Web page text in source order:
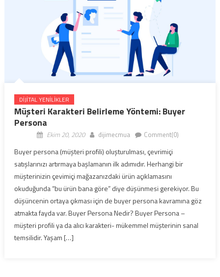
DIJITAL YENILIKLER
Müşteri Karakteri Belirleme Yöntemi: Buyer
Persona
Ekim 20, 2020 dijimecmua Comment(0)
Buyer persona (müşteri profili) oluşturulması, çevrimiçi
satışlarınızı artırmaya başlamanın ilk adımıdır. Herhangi bir
müşterinizin çevimiçi mağazanızdaki ürün açıklamasını
okuduğunda “bu ürün bana göre” diye düşünmesi gerekiyor. Bu
düşüncenin ortaya çıkması için de buyer persona kavramına göz
atmakta fayda var. Buyer Persona Nedir? Buyer Persona –
müşteri profili ya da alıcı karakteri- mükemmel müşterinin sanal
temsilidir. Yaşam […]